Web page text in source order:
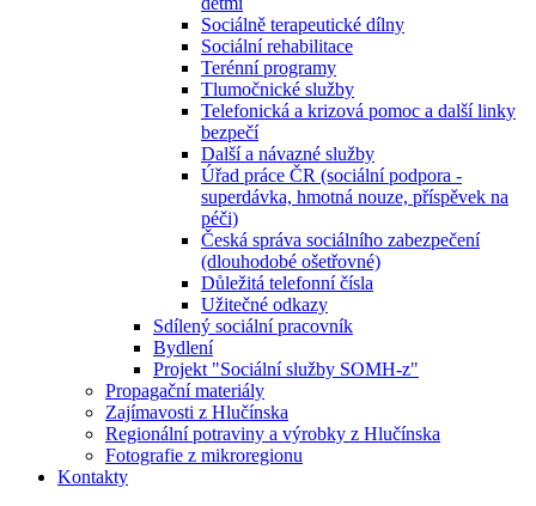
Sociálně terapeutické dílny
Sociální rehabilitace
Terénní programy
Tlumočnické služby
Telefonická a krizová pomoc a další linky
bezpečí
Další a návazné služby
Úřad práce ČR (sociální podpora -
superdávka, hmotná nouze, příspěvek na
péči)
Česká správa sociálního zabezpečení
(dlouhodobé ošetřovné)
Důležitá telefonní čísla
Užitečné odkazy
Sdílený sociální pracovník
Bydlení
Projekt "Sociální služby SOMH-z"
Propagační materiály
Zajímavosti z Hlučínska
Regionální potraviny a výrobky z Hlučínska
Fotografie z mikroregionu
Kontakty